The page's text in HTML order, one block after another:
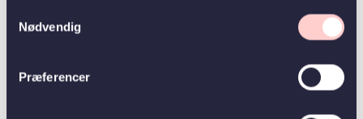
Nødvendig
Præferencer